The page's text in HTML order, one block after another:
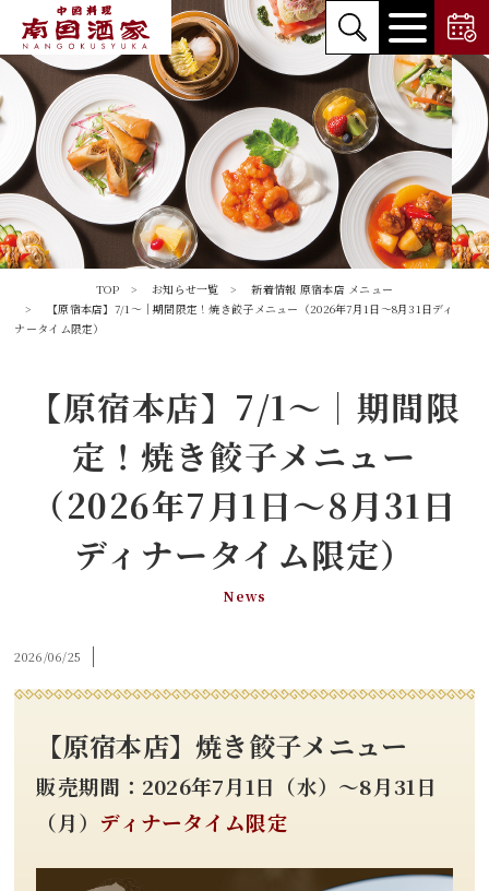
TOP お知らせ一覧 新着情報 原宿本店 メニュー
【原宿本店】7/1～｜期間限定！焼き餃子メニュー（2026年7月1日～8月31日ディ
ナータイム限定）
【原宿本店】7/1～｜期間限
定！焼き餃子メニュー
（2026年7月1日～8月31日
ディナータイム限定）
News
2026/06/25
【原宿本店】焼き餃子メニュー
販売期間：2026年7月1日（水）～8月31日
（月） ディナータイム限定